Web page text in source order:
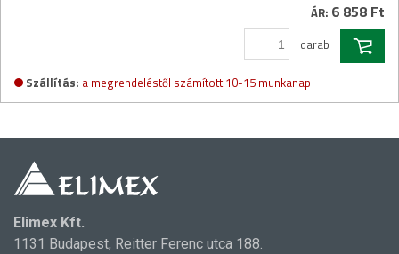
ÁR: 6 858 Ft
darab
Szállítás: a megrendeléstől számított 10-15 munkanap
Elimex Kft.
1131 Budapest, Reitter Ferenc utca 188.